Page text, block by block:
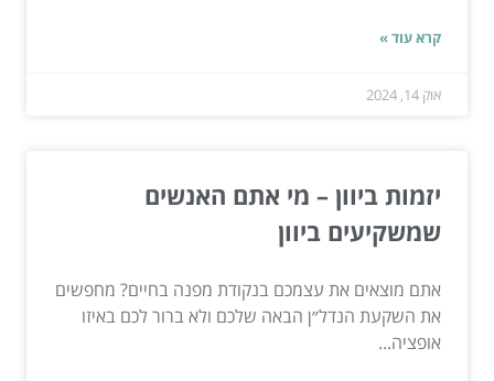
קרא עוד »
אוק 14, 2024
יזמות ביוון – מי אתם האנשים
שמשקיעים ביוון
אתם מוצאים את עצמכם בנקודת מפנה בחיים? מחפשים
את השקעת הנדל״ן הבאה שלכם ולא ברור לכם באיזו
אופציה...